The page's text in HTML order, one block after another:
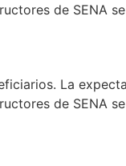
de SENA
La
de SENA